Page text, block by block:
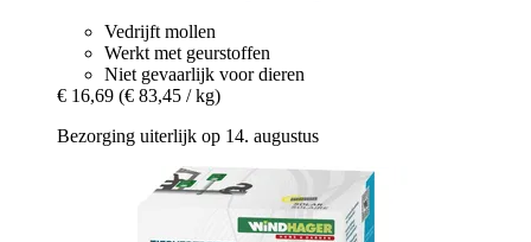
Vedrijft mollen
Werkt met geurstoffen
Niet gevaarlijk voor dieren
€ 16,69 (€ 83,45 / kg)
Bezorging uiterlijk op 14. augustus